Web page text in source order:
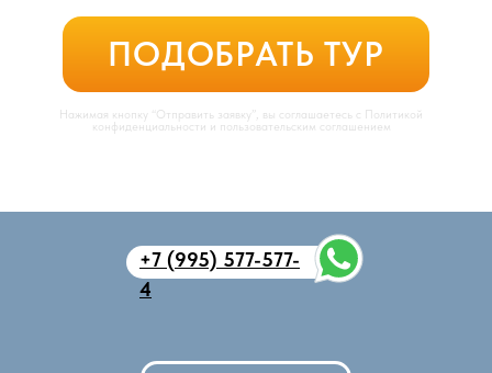
+7 (995) 577-577-
4